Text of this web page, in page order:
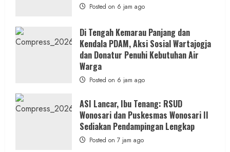
Posted on 6 jam ago
Di Tengah Kemarau Panjang dan
Kendala PDAM, Aksi Sosial Wartajogja
dan Donatur Penuhi Kebutuhan Air
Warga
Posted on 6 jam ago
ASI Lancar, Ibu Tenang: RSUD
Wonosari dan Puskesmas Wonosari II
Sediakan Pendampingan Lengkap
Posted on 7 jam ago